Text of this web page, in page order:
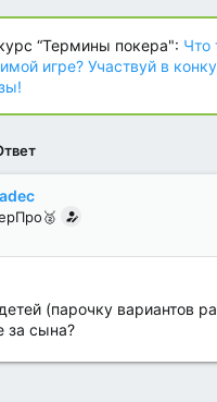
ч
л
а
“Термины покера": Что
игре? Участвуй в
(парочку вариантов
за сына?